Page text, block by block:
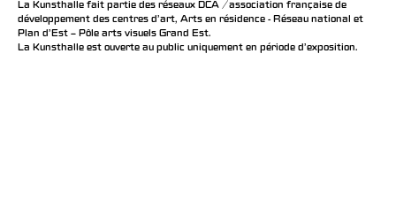
La Kunsthalle fait partie des réseaux DCA / association française de
développement des centres d'art, Arts en résidence - Réseau national et
Plan d’Est – Pôle arts visuels Grand Est.
La Kunsthalle est ouverte au public uniquement en période d'exposition.